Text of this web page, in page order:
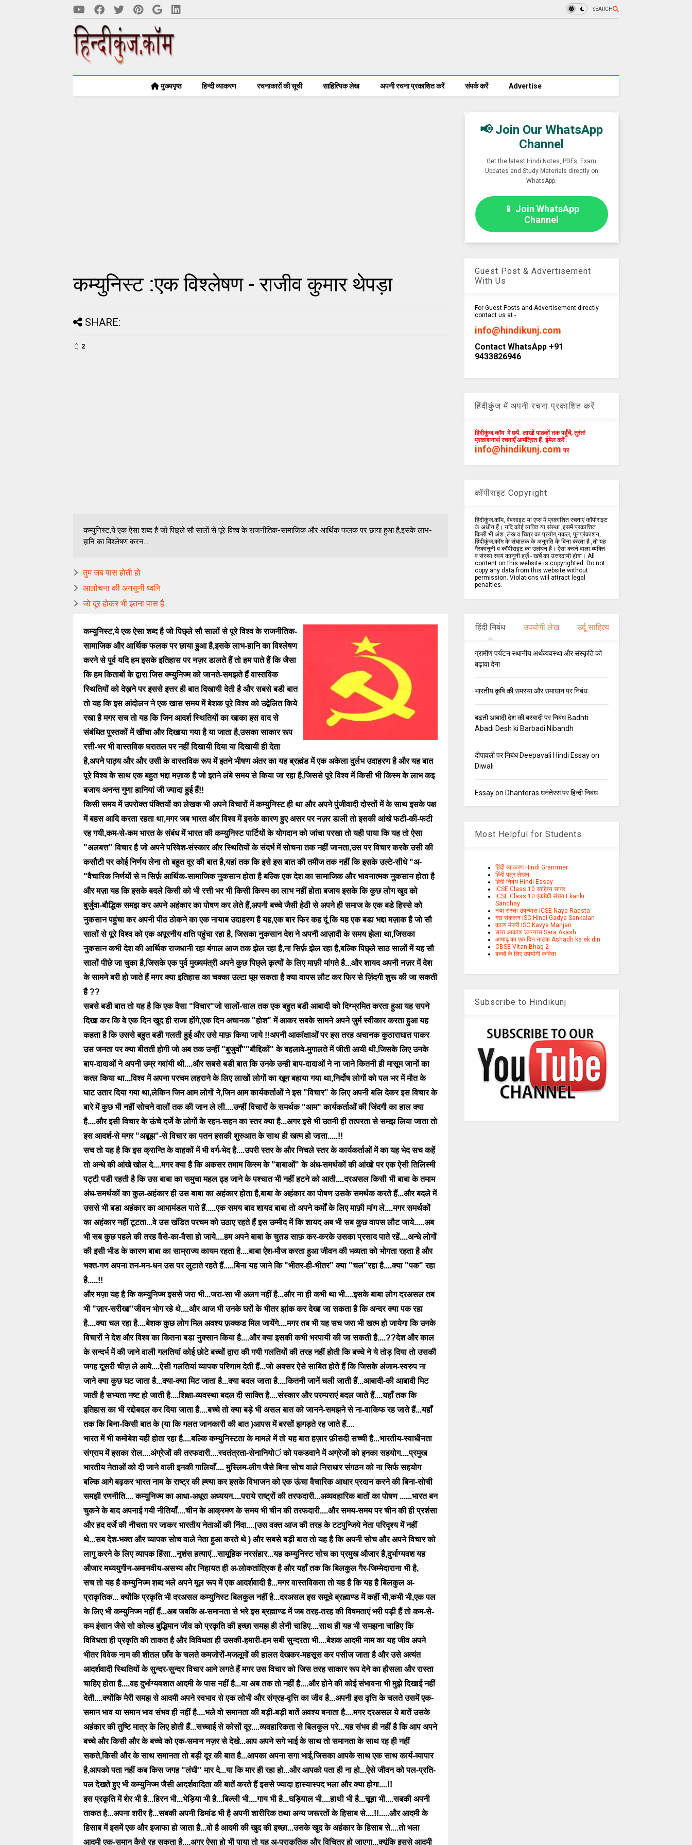
SEARCH
मुख्यपृष्ठ हिन्दी व्याकरण रचनाकारों की सूची साहित्यिक लेख अपनी रचना प्रकाशित करें संपर्क करें Advertise
कम्युनिस्ट :एक विश्लेषण - राजीव कुमार थेपड़ा
SHARE:
2
कम्युनिस्ट,ये एक ऐसा शब्द है जो पिछ्ले सौ सालों से पूरे विश्व के राजनीतिक-सामाजिक और आर्थिक फलक पर छाया हुआ है,इसके लाभ-
हानि का विश्लेषण करन...
तुम जब पास होती हो
आलोचना की अनसुनी ध्वनि
जो दूर होकर भी इतना पास है
कम्युनिस्ट,ये एक ऐसा शब्द है जो पिछ्ले सौ सालों से पूरे विश्व के राजनीतिक-
सामाजिक और आर्थिक फलक पर छाया हुआ है,इसके लाभ-हानि का विश्लेषण
करने से पुर्व यदि हम इसके इतिहास पर नज़र डालते हैं तो हम पाते हैं कि जैसा
कि हम किताबों के द्वारा जिस क्म्युनिज्म को जानते-समझते हैं वास्तविक
स्थितियों को देख्नने पर इससे इत्तर ही बात दिखायी देती है और सबसे बडी बात
तो यह कि इस आंदोलन ने एक खास समय में बेशक पूरे विश्व को उद्वेलित किये
रखा है मगर सच तो यह कि जिन आदर्श स्थितियों का खाका इस वाद से
संबंधित पुस्तकों में खींचा और दिखाया गया है या जाता है,उसका साकार रूप
रत्ती-भर भी वास्तविक घरातल पर नहीं दिखायी दिया या दिखायी ही देता
है,अपने पाठ्य और और उसी के वास्तविक रूप में इतने भीषण अंतर का यह ब्रह्मंड में एक अकेला दुर्लभ उदाहरण है और यह बात
पूरे विश्व के साथ एक बहुत भद्दा मज़ाक है जो इतने लंबे समय से किया जा रहा है,जिससे पूरे विश्व में किसी भी किस्म के लाभ कइ
बजाय अनन्त गुणा हानियां जी ज्यादा हुई हैं!!
किसी समय में उपरोक्त पंक्तियों का लेखक भी अपने विचारों में कम्युनिस्ट ही था और अपने पुंजीवादी दोस्तों में के साथ इसके पक्ष
में बहस आदि करता रहता था,मगर जब भारत और विश्व में इसके कारण हुए असर पर नज़र डाली तो इसकी आंखे फटी-की-फटी
रह गयी,कम-से-कम भारत के संबंध में भारत की कम्युनिस्ट पार्टियों के योगदान को जांचा परखा तो यही पाया कि यह तो ऐसा
"अलबत्त" विचार है जो अपने परिवेश-संस्कार और स्थितियों के संदर्भ में सोचना तक नहीं जानता,उस पर विचार करके उसी की
कसौटी पर कोई निर्णय लेना तो बहुत दूर की बात है,यहां तक कि इसे इस बात की तमीज तक नहीं कि इसके उल्टे-सीधे "अ-
"वैचारिक निर्णयों से न सिर्फ़ आर्थिक-सामाजिक नुकसान होता है बल्कि एक देश का सामाजिक और भावनात्मक नुकसान होता है
और मज़ा यह कि इसके बदले किसी को भी रत्ती भर भी किसी किस्म का लाभ नहीं होता बजाय इसके कि कुछ लोग खुद को
बुर्जुवा-बौद्धिक समझ कर अपने अहंकार का पोषण कर लेते हैं,अपनी बच्चे जैसी हेठी से अपने ही समाज के एक बडे हिस्से को
नुकसान पहुंचा कर अपनी पीठ ठोकने का एक नायाब उदाहरण है यह,एक बार फिर कह दूं कि यह एक बडा भद्दा मज़ाक है जो सौ
सालों से पूरे विश्व को एक अपूरनीय क्षति पहुंचा रहा है, जिसका नुकसान देश ने अपनी आज़ादी के समय झेला था,जिसका
नुकसान कभी देश की आर्थिक राजधानी रहा बंगाल आज तक झेल रहा है,ना सिर्फ़ झेल रहा है,बल्कि पिछ्ले साठ सालों में यह सौ
सालों पीछे जा चुका है,जिसके एक पुर्व मुख्यमंत्री अपने कुछ पिछ्ले कृत्यों के लिए माफ़ी मांगते है...और शायद अपनी नज़र में देश
के सामने बरी हो जाते हैं मगर क्या इतिहास का चक्का उल्टा घूम सकता है क्या वापस लौट कर फिर से ज़िंदगी शुरू की जा सकती
है ??
सबसे बडी बात तो यह है कि एक वैसा "विचार"जो सालों-साल तक एक बहुत बडी आबादी को दिग्भ्रमित करता हुआ यह सपने
दिखा कर कि वे एक दिन खुद ही राजा होंगे,एक दिन अचानक "होश" में आकर सबके सामने अपने ज़ुर्म स्वीकार करता हुआ यह
कहता है कि उससे बहुत बडी गलती हुई और उसे माफ़ किया जाये !!अपनी आकांक्षाओं पर इस तरह अचानक कुठाराघात पाकर
उस जनता पर क्या बीतती होगी जो अब तक उन्हीं "बुजुर्वों""बौद्दिकों" के बहलावे-मुगालते में जीती आयी थी,जिसके लिए उनके
बाप-दादाओं ने अपनी उम्र गवांयी थी....और सबसे बडी बात कि उनके उन्ही बाप-दादाओं ने ना जाने कितनी ही मासूम जानों का
कत्ल किया था...विश्व में अपना परचम लहराने के लिए लाखों लोगों का खून बहाया गया था,निर्दोष लोगों को पल भर में मौत के
घाट उतार दिया गया था,लेकिन जिन आम लोगों ने,जिन आम कार्यकर्ताओं ने इस "विचार" के लिए अपनी बलि देकर इस विचार के
बारे में कुछ भी नहीं सोचने वालों तक की जान ले ली....उन्हीं विचारों के समर्थक "आम" कार्यकर्ताओं की जिंदगी का हाल क्या
है....और इसी विचार के ऊंचे दर्जे के लोगों के रहन-सहन का स्तर क्या है...अगर इसे भी उतनी ही तत्परता से समझ लिया जाता तो
इस आदर्श-से मगर "अबूझ"-से विचार का पतन इसकी शुरुआत के साथ ही खत्म हो जाता.....!!
सच तो यह है कि इस क्रान्ति के वाहकों में भी वर्ग-भेद है....उपरी स्तर के और निचले स्तर के कार्यकर्ताओं में का यह भेद सच कहें
तो अन्धे की आंखे खोल दे....मगर क्या है कि अकसर तमाम किस्म के "बाबाओं" के अंध-समर्थकों की आंखो पर एक ऐसी तिलिस्मी
पट्टी पडी रहती है कि उस बाबा का समुचा महल ढ्ह जाने के पश्चात भी नहीं हटने को आती....दरअसल किसी भी बाबा के तमाम
अंध-समर्थकों का कुल-अहंकार ही उस बाबा का अहंकार होता है,बाबा के अहंकार का पोषण उसके समर्थक करते हैं...और बदले में
उससे भी बडा अहंकार का आभामंडल पाते हैं.....एक समय बाद शायद बाबा तो अपने कर्मों के लिए माफ़ी मांग ले....मगर समर्थकों
का अहंकार नहीं टूटता...वे उस खंडित परचम को उठाए रहते हैं इस उम्मीद में कि शायद अब भी सब कुछ वापस लौट जाये.....अब
भी सब कुछ पहले की तरह वैसे-का-वैसा हो जाये....हम अपने बाबा के चुतड साफ़ कर-करके उसका प्रसाद पाते रहें....अन्धे लोगों
की इसी भीड के कारण बाबा का साम्राज्य कायम रहता है....बाबा ऐश-मौज करता हुआ जीवन की भव्यता को भोगता रहता है और
भक्त-गण अपना तन-मन-धन उस पर लुटाते रहते हैं.....बिना यह जाने कि "भीतर-ही-भीतर" क्या "चल"रहा है....क्या "पक" रहा
है.....!!
और मज़ा यह है कि कम्युनिज्म इससे जरा भी...जरा-सा भी अलग नहीं है...और ना ही कभी था भी....इसके बाबा लोग दरअसल तब
भी "ज़ार-सरीखा"जीवन भोग रहे थे....और आज भी उनके घरों के भीतर झांक कर देखा जा सकता है कि अन्दर क्या पक रहा
है....क्या चल रहा है....बेशक कुछ लोग मिल अवश्य फ़क्कड मिल जायेंगे....मगर तब भी यह सच जरा भी खत्म हो जायेगा कि उनके
विचारों ने देश और विश्व का कितना बडा नुक्सान किया है....और क्या इसकी कभी भरपायी की जा सकती है....??देश और काल
के सन्दर्भ में की जाने वाली गलतियां कोई छोटे बच्चों द्वारा की गयी गलतियों की तरह नहीं होती कि बच्चे ने ये तोड़ दिया तो उसकी
जगह दूसरी चीज़ ले आये....ऐसी गलतियां व्यापक परिणाम देती हैं...जो अक्सर ऐसे साबित होते हैं कि जिसके अंजाम-स्वरुप ना
जाने क्या कुछ घट जाता है...क्या-क्या मिट जाता है...क्या बदल जाता है....कितनी जानें चली जाती हैं...आबादी-की आबादी मिट
जाती है सभ्यता नष्ट हो जाती है....शिक्षा-व्यवस्था बदल दी साक्ति है....संस्कार और परम्पराएं बदल जाते हैं....यहाँ तक कि
इतिहास का भी रद्दोबदल कर दिया जाता है....बच्चे तो क्या बड़े भी असल बात को जानने-समझने से ना-वाकिफ रह जाते हैं...यहाँ
तक कि बिना-किसी बात के (या कि गलत जानकारी की बात )आपस में बरसों झगड़ते रह जाते हैं....
भारत में भी कमोबेश यही होता रहा है....बल्कि कम्युनिस्टता के मामले में तो यह बात हज़ार फ़ीसदी सच्ची है...भारतीय-स्वाधीनता
संग्राम में इसका रोल....अंग्रेजों की तरफदारी....स्वतंत्रता-सेनानियों को पकडवाने में अग्रेजों को इनका सहयोग....प्रमुख
भारतीय नेताओं को दी जाने वाली इनकी गालियाँ.... मुस्लिम-लीग जैसे बिना सोच वाले निराधार संगठन को ना सिर्फ सहयोग
बल्कि आगे बढ़कर भारत नाम के राष्ट्र की ह्त्या कर इसके विभाजन को एक ऊंचा वैचारिक आधार प्रदान करने की बिना-सोची
समझी रणनीति.... कम्युनिज्म का आधा-अधूरा अध्ययन....पराये राष्ट्रों की तरफदारी...अव्यवहारिक बातों का पोषण ......भारत बन
चुकने के बाद अपनाई गयी नीतियाँ....चीन के आक्रमण के समय भी चीन की तरफदारी....और समय-समय पर चीन की ही प्रशंसा
और हद दर्जे की नीचता पर जाकर भारतीय नेताओं की निंदा....(उस वक्त आज की तरह के टटपुन्जिये नेता परिदृश्य में नहीं
थे...सब देश-भक्त और व्यापक सोच वाले नेता हुआ करते थे ) और सबसे बड़ी बात तो यह है कि अपनी सोच और अपने विचार को
लागु करने के लिए व्यापक हिंसा...नृशंस हत्याएं...सामूहिक नरसंहार...यह कम्युनिस्ट सोच का प्रमुख औजार है,दुर्भाग्यवश यह
औजार मध्ययुगीन-अमानवीय-असभ्य और निहायत ही अ-लोकतांत्रिक है और यहाँ तक कि बिलकुल गैर-जिम्मेदाराना भी है,
सच तो यह है कम्युनिज्म शब्द भले अपने मूल रूप में एक आदर्शवादी है...मगर वास्तविकता तो यह है कि यह है बिलकुल अ-
प्राकृतिक... क्योंकि प्रकृति भी दरअसल कम्युनिस्ट बिलकुल नहीं है...दरअसल इस समूचे ब्रह्माण्ड में कहीं भी,कभी भी,एक पल
के लिए भी कम्युनिज्म नहीं हैं...अब जबकि अ-समानता से भरे इस ब्रह्माण्ड में जब तरह-तरह की विषमताएं भरी पड़ी हैं तो कम-से-
कम इंसान जैसे सो कोल्ड बुद्धिमान जीव को प्रकृति की इच्छा समझ ही लेनी चाहिए....साथ ही यह भी समझना चाहिए कि
विविधता ही प्रकृति की ताकत है और विविधता ही उसकी-हमारी-हम सबी सुन्दरता भी....बेशक आदमी नाम का यह जीव अपने
भीतर विवेक नाम की शीतल छाँव के चलते कमजोरों-मजलूमों की हालत देखकर-महसूस कर पसीज जाता है और उसे अत्यंत
आदर्शवादी स्थितियों के सुन्दर-सुन्दर विचार आने लगते हैं मगर उस विचार को जिस तरह साकार रूप देने का हौसला और रास्ता
चाहिए होता है....वह दुर्भाग्यवशात आदमी के पास नहीं है...या अब तक तो नहीं है....और होने की कोई संभावना भी मुझे दिखाई नहीं
देती....क्योंकि मेरी समझ से आदमी अपने स्वभाव से एक लोभी और संग्रह-वृत्ति का जीव है...अपनी इस वृत्ति के चलते उसमें एक-
समान भाव या समान भाव संभव ही नहीं है....भले वो समानता की बड़ी-बड़ी बातें अवश्य बनाता है....मगर दरअसल ये बातें उसके
अहंकार की तुष्टि मात्र के लिए होती हैं...सच्चाई से कोसों दूर....व्यवहारिकता से बिलकुल परे...यह संभव ही नहीं है कि आप अपने
बच्चे और किसी और के बच्चे को एक-समान नज़र से देखे...आप अपने सगे भाई के साथ तो समानता के साथ रह ही नहीं
सकते,किसी और के साथ समानता तो बड़ी दूर की बात है...आपका अपना सगा भाई,जिसका आपके साथ एक साथ कार्य-व्यापार
है,आपको पता नहीं कब किस जगह "लंघी" मार दे...या कि मार ही रहा हो...और आपको पता ही ना हो...ऐसे जीवन को पल-प्रति-
पल देखते हुए भी कम्युनिज्म जैसी आदर्शवादिता की बातें करते हैं इससे ज्यादा हास्यास्पद भला और क्या होगा....!!
इस प्रकृति में शेर भी है...हिरन भी...भेड़िया भी है...बिल्ली भी....गाय भी है...घड़ियाल भी....हाथी भी है...चूहा भी....सबकी अपनी
ताकत है...अपना शरीर है...सबकी अपनी डिमांड भी है अपनी शारीरिक तथा अन्य जरूरतों के हिसाब से....!!.....और आदमी के
हिसाब में इसमें एक और इजाफा हो जाता है...वो है आदमी की खुद की इच्छा...उसके खुद के अहंकार के हिसाब से....तो भला
आदमी एक-समान कैसे रह सकता है....अगर ऐसा हो भी पाया तो यह अ-प्राकृतिक और विचित्र हो जाएगा...क्यूंकि इससे आदमी
📢 Join Our WhatsApp
Channel
Get the latest Hindi Notes, PDFs, Exam
Updates and Study Materials directly on
WhatsApp.
📱 Join WhatsApp
Channel
Guest Post & Advertisement
With Us
For Guest Posts and Advertisement directly
contact us at -
info@hindikunj.com
Contact WhatsApp +91
9433826946
हिंदीकुंज में अपनी रचना प्रकाशित करें
हिंदीकुंज.कॉम में छपें. लाखों पाठकों तक पहुँचें, तुरंत!
प्रकाशनार्थ रचनाएँ आमंत्रित हैं. ईमेल करें :
info@hindikunj.com पर
कॉपीराइट Copyright
हिंदीकुंज.कॉम, वेबसाइट या एप्स में प्रकाशित रचनाएं कॉपीराइट
के अधीन हैं। यदि कोई व्यक्ति या संस्था ,इसमें प्रकाशित
किसी भी अंश ,लेख व चित्र का प्रयोग,नकल, पुनर्प्रकाशन,
हिंदीकुंज.कॉम के संचालक के अनुमति के बिना करता है ,तो यह
गैरकानूनी व कॉपीराइट का उलंघन है। ऐसा करने वाला व्यक्ति
व संस्था स्वयं कानूनी हर्ज़े - खर्चे का उत्तरदायी होगा। All
content on this website is copyrighted. Do not
copy any data from this website without
permission. Violations will attract legal
penalties.
हिंदी निबंध उपयोगी लेख उर्दू साहित्य
ग्रामीण पर्यटन स्थानीय अर्थव्यवस्था और संस्कृति को
बढ़ावा देना
भारतीय कृषि की समस्या और समाधान पर निबंध
बढ़ती आबादी देश की बरबादी पर निबंध Badhti
Abadi Desh ki Barbadi Nibandh
दीपावली पर निबंध Deepavali Hindi Essay on
Diwali
Essay on Dhanteras धनतेरस पर हिन्दी निबंध
Most Helpful for Students
हिंदी व्याकरण Hindi Grammer
हिंदी पत्र लेखन
हिंदी निबंध Hindi Essay
ICSE Class 10 साहित्य सागर
ICSE Class 10 एकांकी संचय Ekanki
Sanchay
नया रास्ता उपन्यास ICSE Naya Raasta
गद्य संकलन ISC Hindi Gadya Sankalan
काव्य मंजरी ISC Kavya Manjari
सारा आकाश उपन्यास Sara Akash
आषाढ़ का एक दिन नाटक Ashadh ka ek din
CBSE Vitan Bhag 2
बच्चों के लिए उपयोगी कविता
Subscribe to Hindikunj